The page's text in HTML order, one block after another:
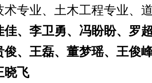
术专业、土木工程专业、
佳、李卫勇、冯盼盼、罗
俊、王磊、董梦瑶、王俊
晓飞